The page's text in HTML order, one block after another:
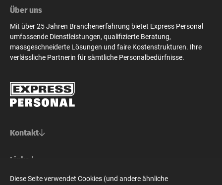
Über uns
Mit über 25 Jahren Branchenerfahrung bietet Express Personal
umfassende Dienstleistungen, qualifizierte Beratung,
massgeschneiderte Lösungen und faire Kostenstrukturen. Ihre
verlässliche Partnerin für sämtliche Personalbedürfnisse.
Kontakt
Basel/Nordwestschweiz
Steinenvorstadt 73
Bern/Mittelland
Links
Für Stellensuchende
Diese Seite verwendet Cookies (und andere ähnliche